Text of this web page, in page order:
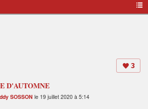
3
D'AUTOMNE
SOSSON le 19 juillet 2020 à 5:14